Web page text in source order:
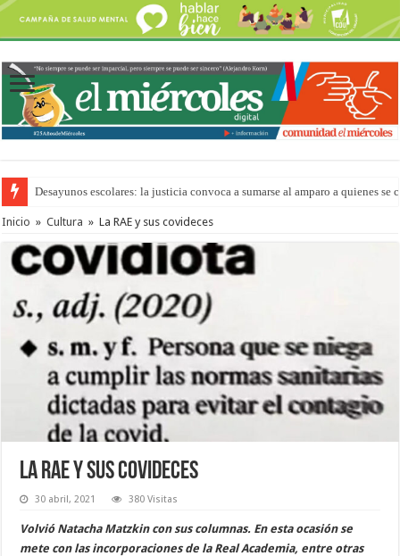
Desayunos escolares: la justicia convoca a sumarse al amparo a quienes se
Inicio » Cultura » La RAE y sus covideces
La RAE y sus covideces
30 abril, 2021 380 Visitas
Volvió Natacha Matzkin con sus columnas. En esta ocasión se
mete con las incorporaciones de la Real Academia, entre otras